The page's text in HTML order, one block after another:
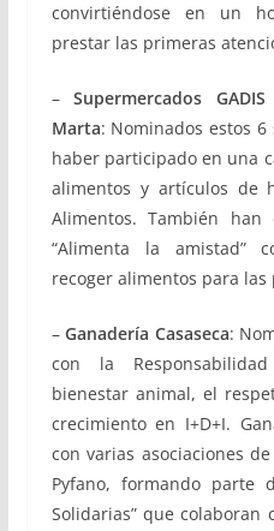
convirtiéndose en un
prestar las primeras
–Supermercados
Marta: Nominados estos 6
haber participado en una
alimentos y artículos de
Alimentos. También han
“Alimenta la amistad”
recoger alimentos para
–Ganadería Casaseca:
con la
bienestar animal, el
crecimiento en I+D+I.
con varias asociaciones
Pyfano, formando parte
Solidarias” que colaboran